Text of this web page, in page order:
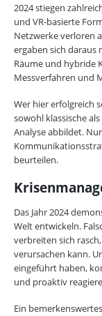
2024 stiegen
und VR-basierte
Netzwerke verloren
ergaben sich daraus
Räume und hybride
Messverfahren und
Wer hier erfolgreich
sowohl klassische
Analyse abbildet.
beurteilen.
Das Jahr 2024
Welt entwickeln.
verbreiten sich
verursachen kann.
eingeführt haben,
und proaktiv
Ein